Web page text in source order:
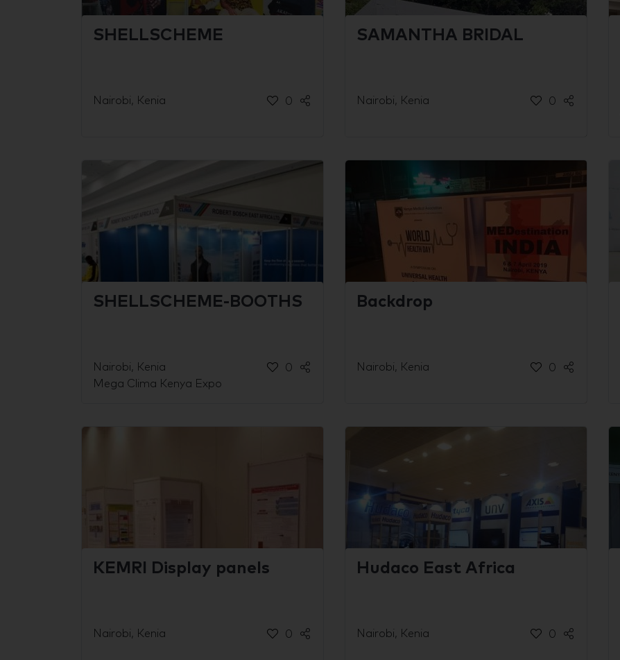
SHELLSCHEME
Nairobi, Kenia 0
SAMANTHA BRIDAL
Nairobi, Kenia 0
SHELLSCHEME-BOOTHS
Nairobi, Kenia
Mega Clima Kenya Expo
0
Backdrop
Nairobi, Kenia 0
KEMRI Display panels
Nairobi, Kenia 0
Hudaco East Africa
Nairobi, Kenia 0